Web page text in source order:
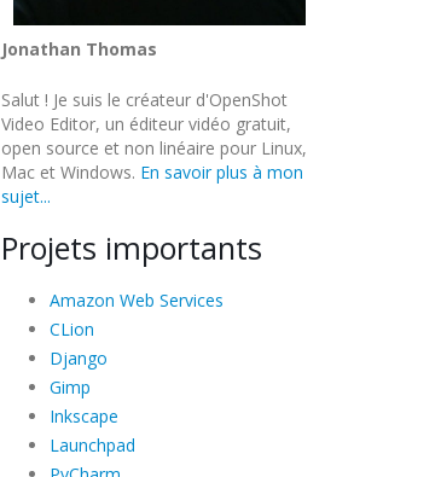
Jonathan Thomas
Salut ! Je suis le créateur d'OpenShot
Video Editor, un éditeur vidéo gratuit,
open source et non linéaire pour Linux,
Mac et Windows. En savoir plus à mon
sujet...
Projets importants
Amazon Web Services
CLion
Django
Gimp
Inkscape
Launchpad